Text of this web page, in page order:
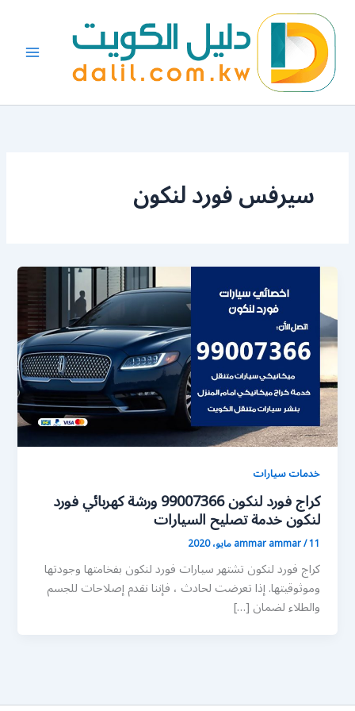
المحتوى
سيرفس فورد لنكون
خدمات سيارات
كراج فورد لنكون 99007366 ورشة كهربائي فورد
لنكون خدمة تصليح السيارات
ammar ammar/11 مايو، 2020
كراج فورد لنكون تشتهر سيارات فورد لنكون بفخامتها وجودتها
وموثوقيتها. إذا تعرضت لحادث ، فإننا نقدم إصلاحات للجسم
والطلاء لضمان […]